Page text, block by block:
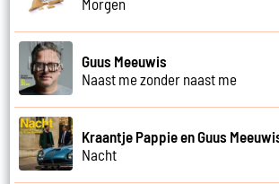
Guus Meeuwis
Naast me zonder naast me
Kraantje Pappie en Guus
Nacht